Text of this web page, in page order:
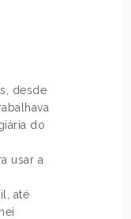
desde
do
usar a
até